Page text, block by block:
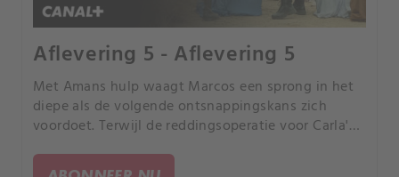
Aflevering 5 - Aflevering 5
Met Amans hulp waagt Marcos een sprong in het
diepe als de volgende ontsnappingskans zich
voordoet. Terwijl de reddingsoperatie voor Carla's
vluchten met de Spaanse troepen, maar het